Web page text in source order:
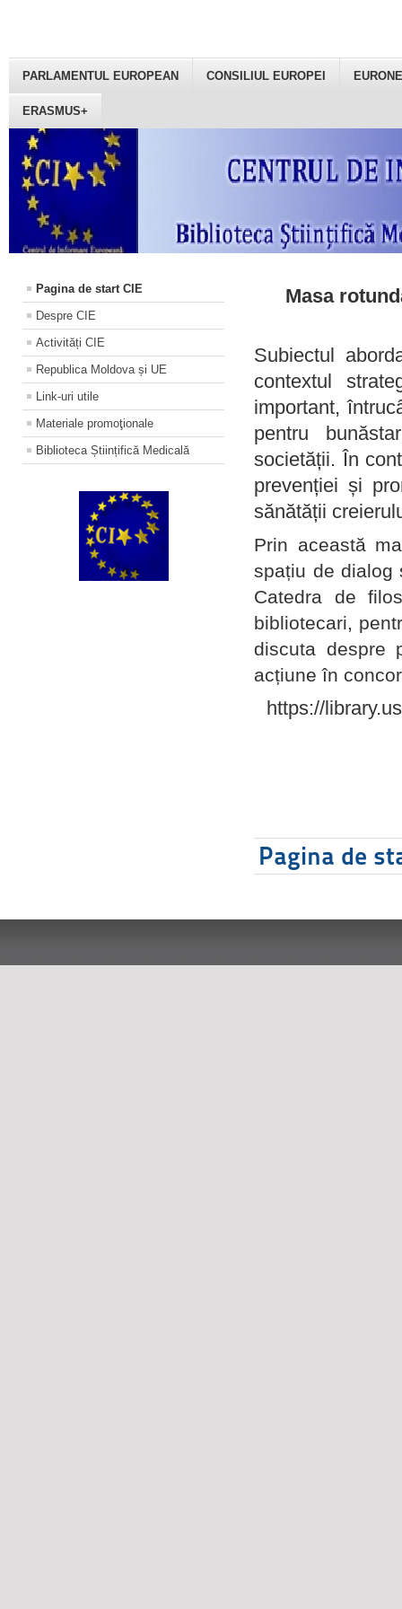
PARLAMENTUL EUROPEAN CONSILIUL EUROPEI
ERASMUS+
Pagina de start CIE
Despre CIE
Activități CIE
Republica Moldova și UE
Link-uri utile
Materiale promoţionale
Biblioteca Științifică Medicală
Masa
Subiectul
contextul
important,
pentru
societății. În
prevenției și
sănătății
Prin această
spațiu de dialog
Catedra de
bibliotecari,
discuta despre
acțiune în
https://
Pagina de